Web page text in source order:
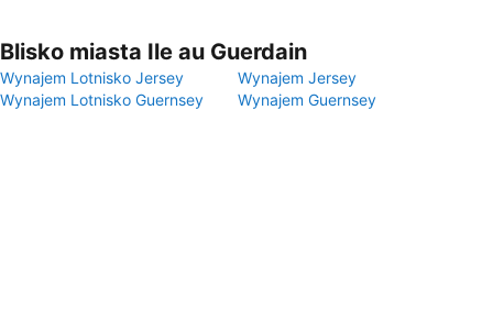
Blisko miasta Ile au Guerdain
Wynajem Lotnisko Jersey
Wynajem Jersey
Wynajem Lotnisko Guernsey
Wynajem Guernsey